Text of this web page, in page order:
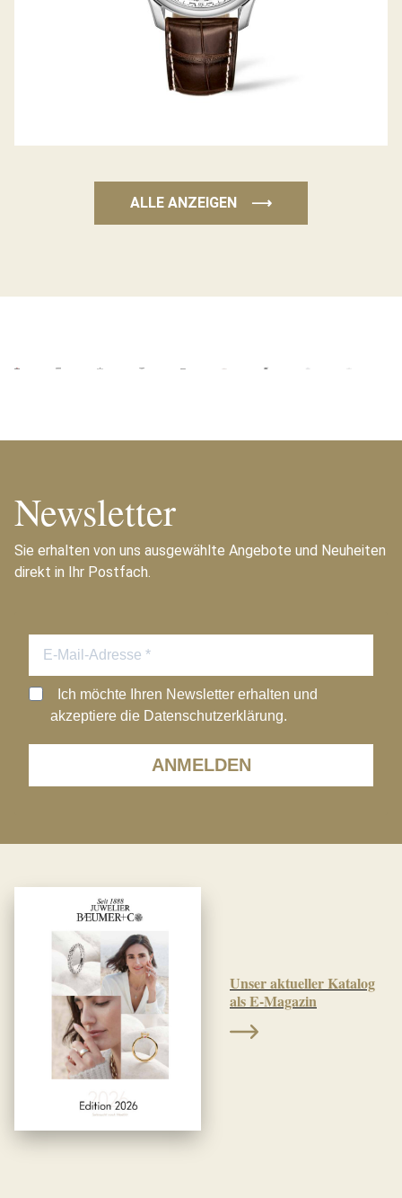
ALLE ANZEIGEN ⟶
Newsletter
Sie erhalten von uns ausgewählte Angebote und Neuheiten
direkt in Ihr Postfach.
ANMELDEN
Ich möchte Ihren Newsletter erhalten und
akzeptiere die Datenschutzerklärung.
Unser aktueller Katalog
als E-Magazin